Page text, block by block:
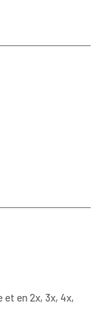
et en 2x, 3x, 4x,